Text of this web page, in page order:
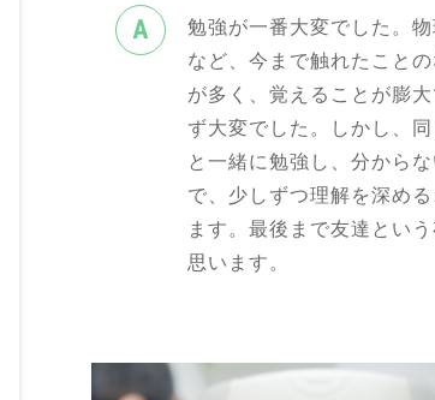
勉強が一番大変でした。
など、今まで触れたこと
が多く、覚えることが膨
ず大変でした。しかし、
と一緒に勉強し、分から
で、少しずつ理解を深め
ます。最後まで友達とい
思います。